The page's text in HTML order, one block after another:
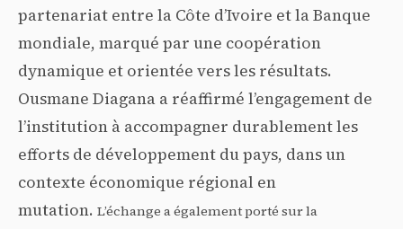
partenariat entre la Côte d’Ivoire et la Banque
mondiale, marqué par une coopération
dynamique et orientée vers les résultats.
Ousmane Diagana a réaffirmé l’engagement de
l’institution à accompagner durablement les
efforts de développement du pays, dans un
contexte économique régional en
mutation. L’échange a également porté sur la